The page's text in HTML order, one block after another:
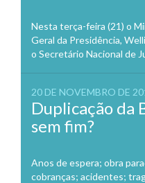
Nesta terça-feira (21) o
Geral da Presidência,
o Secretário Nacional de
20 DE NOVEMBRO DE
Duplicação da
sem fim?
Anos de espera; obra
cobranças; acidentes;